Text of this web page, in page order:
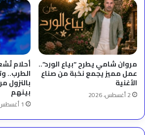
مروان شامي يطرح “بياع الورد”..
عمل مميز يجمع نخبة من صناع
الأغنية
2 أغسطس، 2026
الطرب..
بالنزول
بينهم
1 أغسطس، 2026